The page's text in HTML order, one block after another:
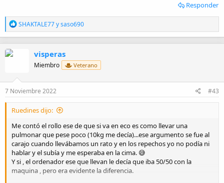
Responder
R
e
a
n
s
SHAKTALE77ysaso690
visperas
Miembro Veterano
7 Noviembre 2022 #43
Ruedines dijo:
Me contó el rollo ese de que si va en eco es como llevar una
pulmonar que pese poco (10kg me decía)...ese argumento se fue al
carajo cuando llevábamos un rato y en los repechos yo no podía ni
hablar y el subía y me esperaba en la cima. 😅
Y si , el ordenador ese que llevan le decía que iba 50/50 con la
maquina , pero era evidente la diferencia.